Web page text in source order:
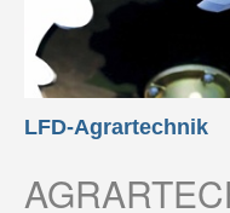
LFD-Agrartechnik